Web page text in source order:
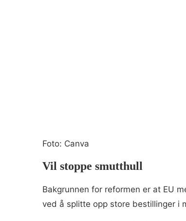
Foto: Canva
Vil stoppe smutthull
Bakgrunnen for reformen er at EU
ved å splitte opp store bestillinger i